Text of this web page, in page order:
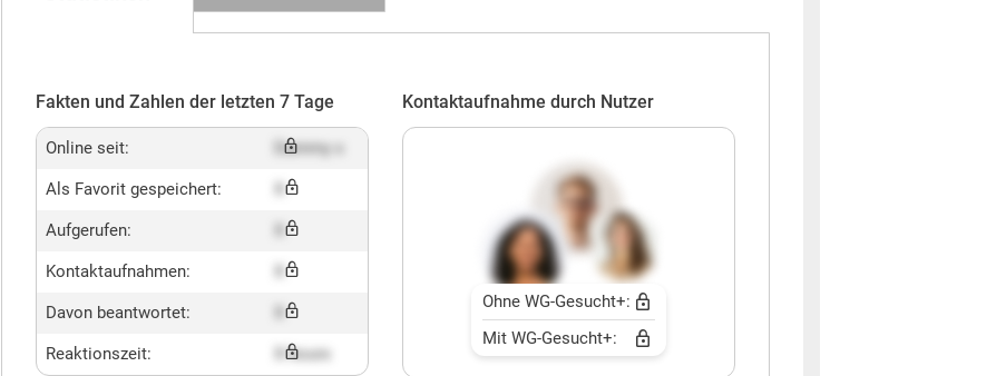
Fakten und Zahlen der letzten 7 Tage
Online seit: Dummy x
Als Favorit gespeichert:
Aufgerufen:
Kontaktaufnahmen:
Davon beantwortet:
Reaktionszeit: X hours
Kontaktaufnahme durch Nutzer
Ohne WG-Gesucht+:
Mit WG-Gesucht+: